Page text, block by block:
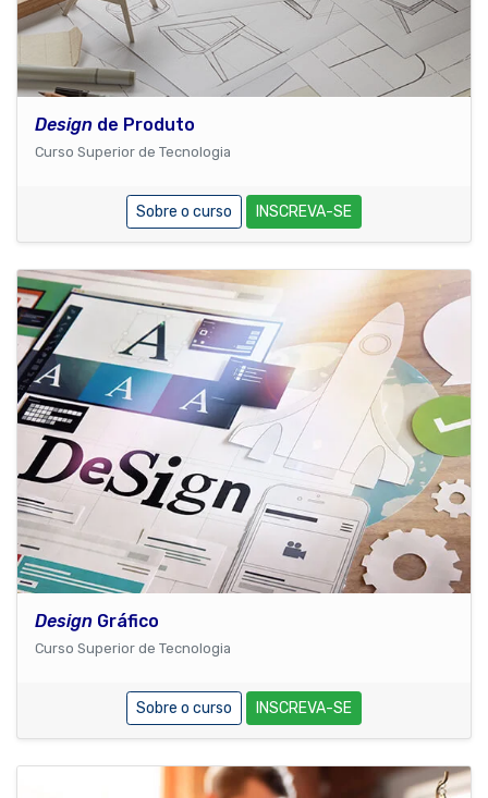
Design de Produto
Curso Superior de Tecnologia
Sobre o curso INSCREVA-SE
Design Gráfico
Curso Superior de Tecnologia
Sobre o curso INSCREVA-SE